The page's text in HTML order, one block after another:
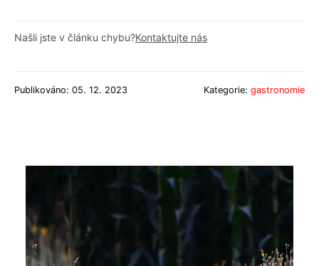
Našli jste v článku chybu?Kontaktujte nás
Publikováno: 05. 12. 2023 Kategorie: gastronomie